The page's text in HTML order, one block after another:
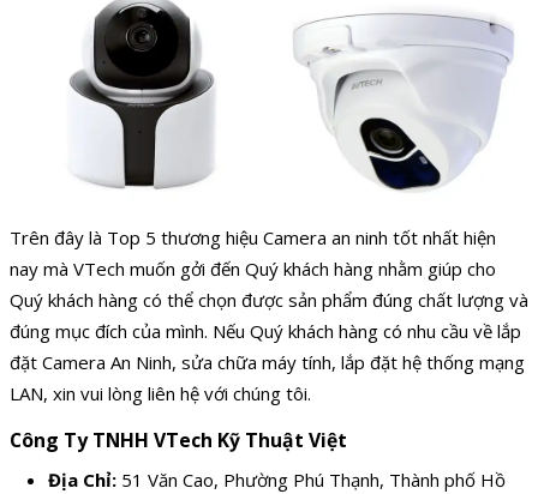
Trên đây là Top 5 thương hiệu Camera an ninh tốt nhất hiện
nay mà VTech muốn gởi đến Quý khách hàng nhằm giúp cho
Quý khách hàng có thể chọn được sản phẩm đúng chất lượng và
đúng mục đích của mình. Nếu Quý khách hàng có nhu cầu về lắp
đặt Camera An Ninh, sửa chữa máy tính, lắp đặt hệ thống mạng
LAN, xin vui lòng liên hệ với chúng tôi.
Công Ty TNHH VTech Kỹ Thuật Việt
Địa Chỉ: 51 Văn Cao, Phường Phú Thạnh, Thành phố Hồ